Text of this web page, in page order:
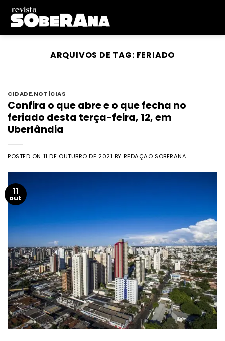
Skip
content
ARQUIVOS DE TAG: FERIADO
CIDADE,NOTÍCIAS
Confira o que abre e o que fecha no
feriado desta terça-feira, 12, em
Uberlândia
POSTED ON 11 DE OUTUBRO DE 2021 BY REDAÇÃO SOBERANA
11
out